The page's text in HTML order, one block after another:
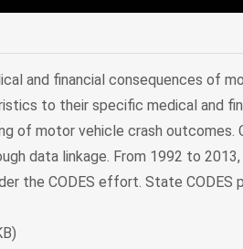
and financial consequences of
to their specific medical and
of motor vehicle crash outcomes.
data linkage. From 1992 to
the CODES effort. State CODES